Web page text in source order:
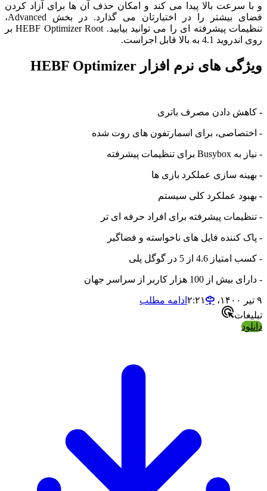
و با سرعت بالا پیدا می کند و امکان حذف آن ها برای آزاد کردن
فضای بیشتر را در اختیارتان می گذارد. در بخش Advanced،
تنظیمات پیشرفته ای را می توانید بیابید. HEBF Optimizer Root بر
روی اندروید 4.1 به بالا قابل اجراست.
ویژگی های نرم افزار HEBF Optimizer
- کاهش دادن مصرف باتری
- اختصاصی، برای اسمارتفون های روت شده
- نیاز به Busybox برای تنظیمات پیشرفته
- بهینه سازی عملکرد بازی ها
- بهبود عملکرد کلی سیستم
- تنظیمات پیشرفته برای افراد حرفه ای تر
- پاک کننده فایل های ناخواسته و فضاگیر
- کسب امتیاز 4.6 از 5 در گوگل پلی
- دارای بیش از 100 هزار کاربر از سراسر جهان
۹ تیر ۱۴۰۰،‏ ۲:۲۱
ادامه مطلب
تبلیغات
دانلود